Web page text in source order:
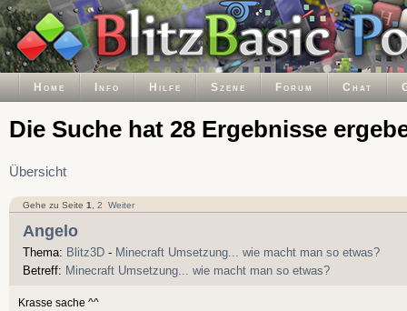
Home Info Hilfe Szene Forum Chat
Die Suche hat 28 Ergebnisse
Übersicht
Gehe zu Seite 1 2 Weiter
Angelo
Thema: Blitz3D - Minecraft Umsetzung... wie macht man so etwas?
Betreff: Minecraft Umsetzung... wie macht man so etwas?
Krasse sache ^^